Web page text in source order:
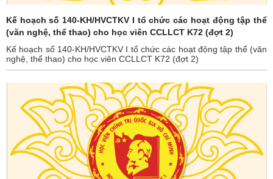
Kế hoạch số 140-KH/HVCTKV I tổ chức các hoạt động tập thể
(văn nghệ, thể thao) cho học viên CCLLCT K72 (đợt 2)
Kế hoạch số 140-KH/HVCTKV I tổ chức các hoạt động tập thể (văn
nghệ, thể thao) cho học viên CCLLCT K72 (đợt 2)